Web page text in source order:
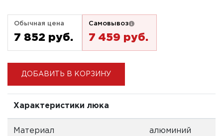
Обычная цена
7 852 pуб.
Самовывоз
7 459 pуб.
ДОБАВИТЬ В КОРЗИНУ
Характеристики люка
Материал алюминий